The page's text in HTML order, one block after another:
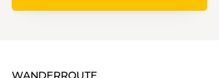
WANDERROUTE